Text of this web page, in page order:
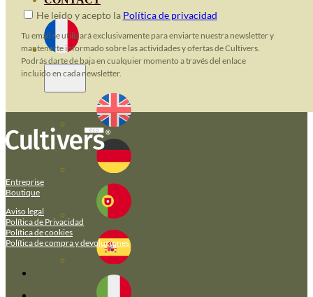
He leido y acepto la Política de privacidad
Tu email se utilizará exclusivamente para enviarte nuestra newsletter y
mantenerte informado sobre las actividades y ofertas de Cultivers.
Podrás darte de baja en cualquier momento a través del enlace
incluido en cada newsletter.
Entreprise
Boutique
Aviso legal
Política de Privacidad
Política de cookies
Política de compra y devoluciones